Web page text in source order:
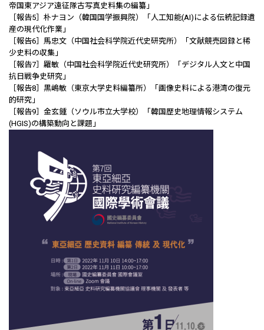
帝国東アジア遠征隊古写真史料集の編纂」
［報告5］朴ナヨン（韓国国学振興院）「人工知能(AI)による伝統記録遺
産の現代化作業」
［報告6］馬忠文（中国社会科学院近代史研究所）「文献競売図録と稀
少史料の収集」
［報告7］羅敏（中国社会科学院近代史研究所）「デジタル人文と中国
抗日戦争史研究」
［報告8］黒嶋敏（東京大学史料編纂所）「画像史料による港湾の復元
的研究」
［報告9］金玄鍾（ソウル市立大学校）「韓国歴史地理情報システム
(HGIS)の構築動向と課題」